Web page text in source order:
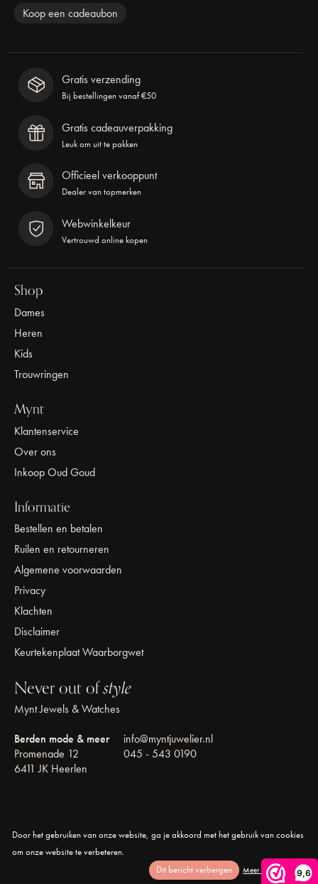
9,6
Koop een cadeaubon
Gratis verzending
Bij bestellingen vanaf €50
Gratis cadeauverpakking
Leuk om uit te pakken
Officieel verkooppunt
Dealer van topmerken
Webwinkelkeur
Vertrouwd online kopen
Shop
Dames
Heren
Kids
Trouwringen
Mynt
Klantenservice
Over ons
Inkoop Oud Goud
Informatie
Bestellen en betalen
Ruilen en retourneren
Algemene voorwaarden
Privacy
Klachten
Disclaimer
Keurtekenplaat Waarborgwet
Never out ofstyle
Mynt Jewels & Watches
Berden mode & meer
Promenade 12
6411 JK Heerlen
info@myntjuwelier.nl
045 - 543 0190
© Copyright 2026 Mynt Jewels & Watches
Door het gebruiken van onze website, ga je akkoord met het gebruik van cookies
om onze website te verbeteren.
Dit bericht verbergen
Meer over cookies »